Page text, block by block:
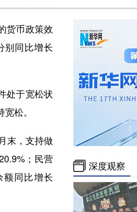
货币政策效
别同比增长
处于宽松状
松。
末，支持做
；民营
同比增长
深度观察